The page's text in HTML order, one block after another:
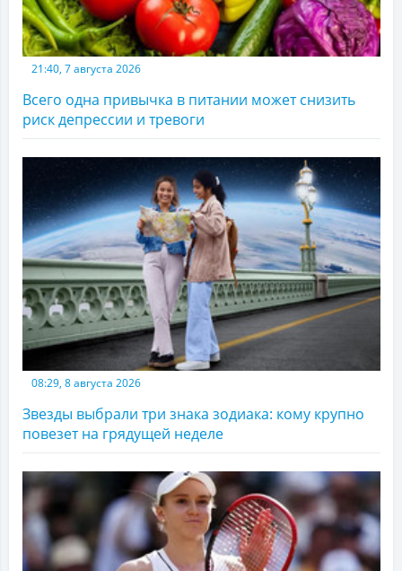
21:40, 7 августа 2026
Всего одна привычка в питании может снизить
риск депрессии и тревоги
08:29, 8 августа 2026
Звезды выбрали три знака зодиака: кому крупно
повезет на грядущей неделе